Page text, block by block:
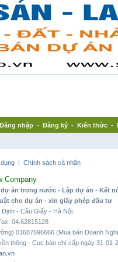
Đăng nhập - Đăng ký - Kiến thức -
| Chính sách cá nhân
Company
án trong nước - Lập dự án - Kết
cho dự án - xin giấy phép đầu tư
- Cầu Giấy - Hà Nội.
04.62815128
01687696666 (Mua bán Doanh
thông - Cục báo chí cấp ngày 31-01-